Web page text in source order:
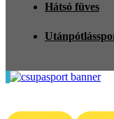
Hátsó füves